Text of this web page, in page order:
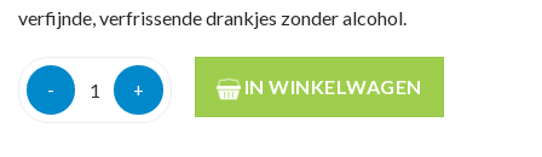
verfijnde, verfrissende drankjes zonder alcohol.
Copenhagen sparkling tea lyserod 0% 75cl aantal
IN WINKELWAGEN